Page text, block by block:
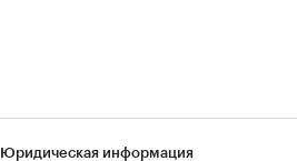
Юридическая информация